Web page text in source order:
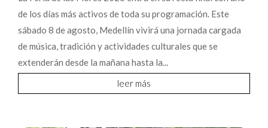
de los días más activos de toda su programación. Este
sábado 8 de agosto, Medellín vivirá una jornada cargada
de música, tradición y actividades culturales que se
extenderán desde la mañana hasta la...
leer más